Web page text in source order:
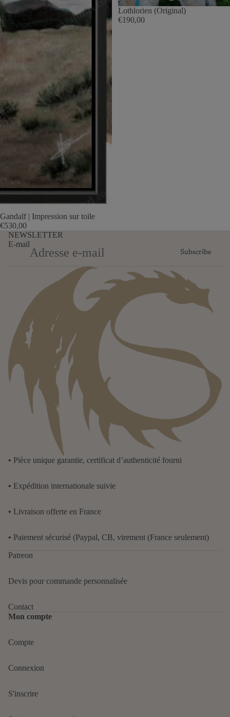
Gandalf | Impression sur toile
€530,00
Lothlorien (Original)
€190,00
NEWSLETTER
E-mail
Subscribe
• Pièce unique garantie, certificat d’authenticité fourni
• Expédition internationale suivie
• Livraison offerte en France
• Paiement sécurisé (Paypal, CB, virement (France seulement)
Patreon
Devis pour commande personnalisée
Contact
Mon compte
Compte
Connexion
S'inscrire
Politique de remboursement
Politique d’expédition